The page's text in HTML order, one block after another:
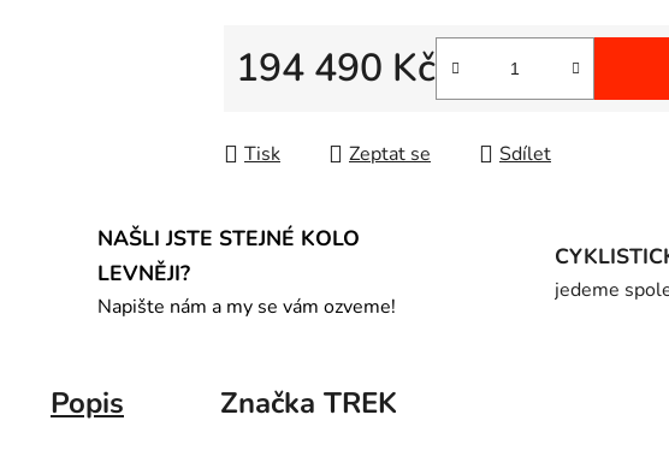
194 490 Kč
Tisk Zeptat se Sdílet
NAŠLI JSTE STEJNÉ KOLO
LEVNĚJI?
Napište nám a my se vám ozveme!
jedeme
Popis Značka TREK